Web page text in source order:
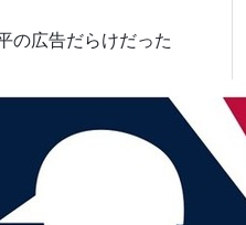
の広告だらけだった